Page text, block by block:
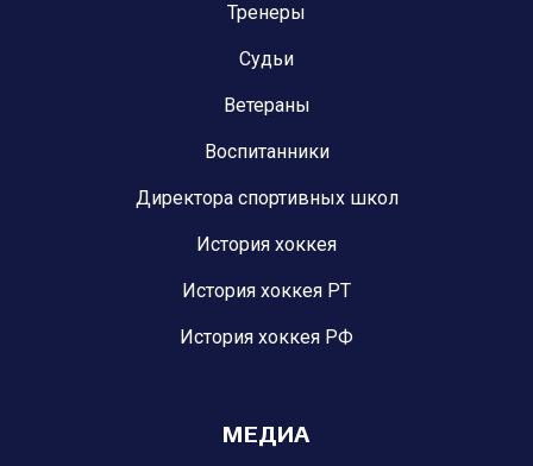
Тренеры
Судьи
Ветераны
Воспитанники
Директора спортивных школ
История хоккея
История хоккея РТ
История хоккея РФ
МЕДИА